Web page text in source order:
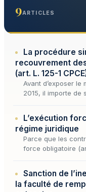
9ARTICLES
La procédure
recouvrement
(art. L. 125-1
Avant d’exposer le
2015, il importe de
Car cette procéd…
L’exécution
régime juridique
Parce que les
force obligatoire
s’exécute pas, elle
Sanction de
la faculté de